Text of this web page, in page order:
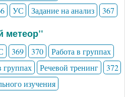
УС Задание на анализ 367
метеор"
369 370
Работа в группах
группах Речевой тренинг
372
изучения